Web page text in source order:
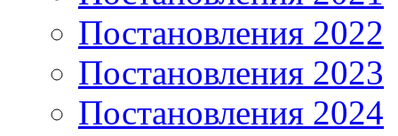
Постановления 2022
Постановления 2023
Постановления 2024